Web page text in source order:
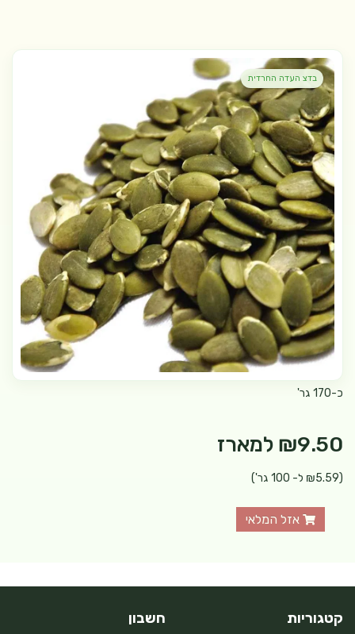
בדצ העדה החרדית
כ-170 גר'
₪9.50 למארז
(₪5.59 ל- 100 גר')
אזל המלאי
קטגוריות חשבון